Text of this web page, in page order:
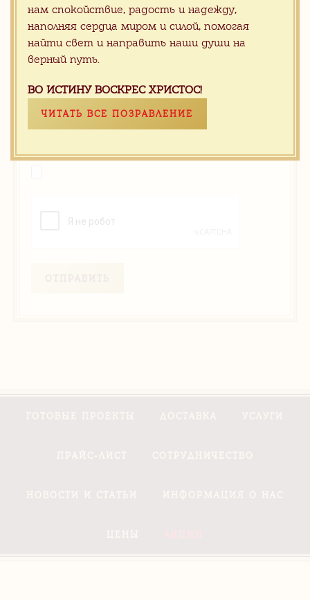
нам спокойствие, радость и надежду,
наполняя сердца миром и силой, помогая
найти свет и направить наши души на
верный путь.
ВО ИСТИНУ ВОСКРЕС ХРИСТОС!
ЧИТАТЬ ВСЕ ПОЗРАВЛЕНИЕ